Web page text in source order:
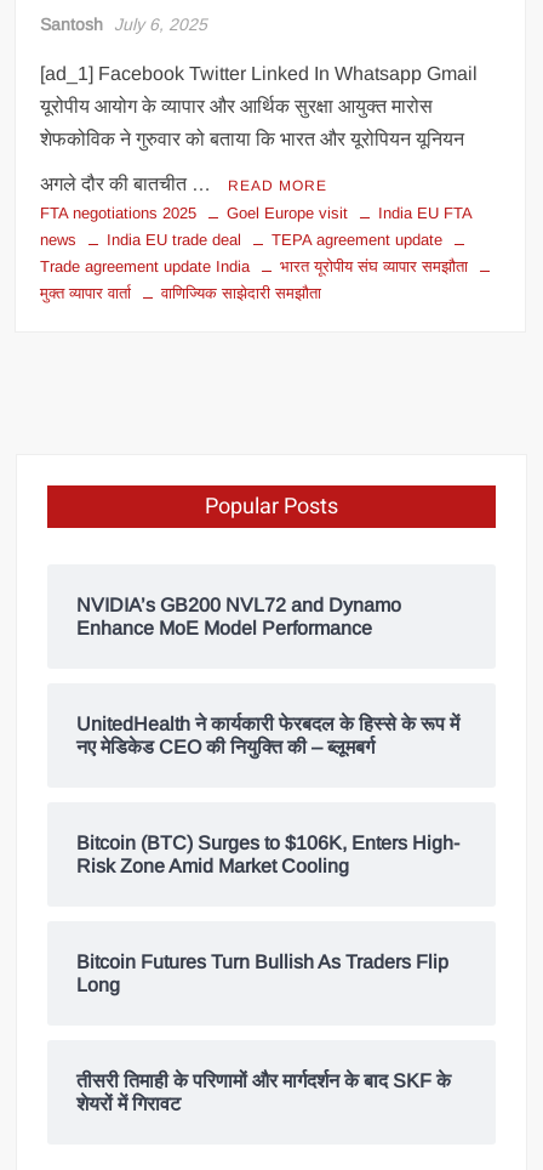
Santosh July 6, 2025
[ad_1] Facebook Twitter Linked In Whatsapp Gmail
यूरोपीय आयोग के व्यापार और आर्थिक सुरक्षा आयुक्त मारोस
शेफकोविक ने गुरुवार को बताया कि भारत और यूरोपियन यूनियन
अगले दौर की बातचीत … READ MORE
FTA negotiations 2025 Goel Europe visit
India EU FTA
news
India EU trade deal
TEPA agreement update
Trade agreement update India
भारत यूरोपीय संघ व्यापार समझौता
मुक्त व्यापार वार्ता
वाणिज्यिक साझेदारी समझौता
Popular Posts
NVIDIA’s GB200 NVL72 and Dynamo
Enhance MoE Model Performance
UnitedHealth ने कार्यकारी फेरबदल के हिस्से के रूप में
नए मेडिकेड CEO की नियुक्ति की – ब्लूमबर्ग
Bitcoin (BTC) Surges to $106K, Enters High-
Risk Zone Amid Market Cooling
Bitcoin Futures Turn Bullish As Traders Flip
Long
तीसरी तिमाही के परिणामों और मार्गदर्शन के बाद SKF के
शेयरों में गिरावट